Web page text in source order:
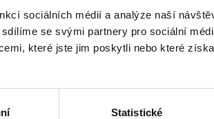
sociálních médií a analýze naší
se svými partnery pro sociální
které jste jim poskytli nebo které
Statistické
Štefánikova 17